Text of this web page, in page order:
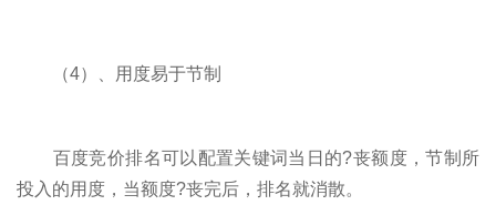
（4）、用度易于节制
百度竞价排名可以配置关键词当日的?丧额度，节制所
投入的用度，当额度?丧完后，排名就消散。